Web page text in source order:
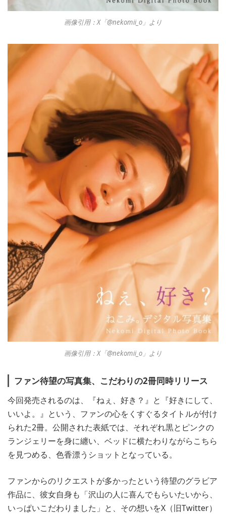
画像引用：X「@nekomii_o」より
画像引用：X「@nekomii_o」より
ファン待望の写真集、こだわりの2冊同時リリース
今回発売されるのは、『ねぇ、好き？』と『好きにして、
いいよ。』という、ファンの心をくすぐるタイトルが付け
られた2冊。公開された表紙では、それぞれ黒とピンクの
ランジェリーを身に纏い、ベッドに横たわりながらこちら
を見つめる、色香漂うショットとなっている。
ファンからのリクエストが多かったという待望のグラビア
作品に、彼女自身も「沢山の人に喜んでもらいたいから、
いっぱいこだわりました」と、その想いをX（旧Twitter）